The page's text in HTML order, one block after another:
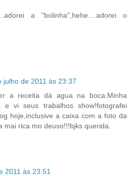
a "bolinha",hehe....adorei o
julho de 2011 às 23:37
a receita dá agua na boca.Minha
e vi seus trabalhos show!fotografei
hoje,inclusive a caixa com a foto da
mai rica mo deuso!!!bjks querida.
2011 às 23:51